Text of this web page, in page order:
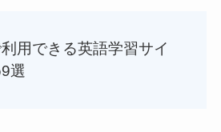
用できる英語学習サイ
選